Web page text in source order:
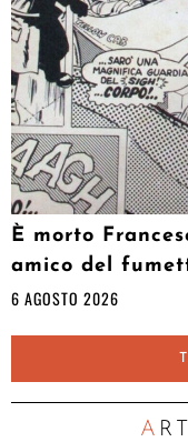
È morto
amico del
6 AGOSTO 2026